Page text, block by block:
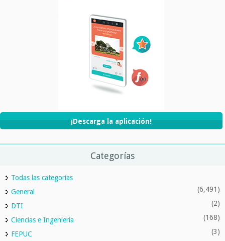
¡Descarga la aplicación!
Categorías
Todas las categorías
General
(6,491)
DTI (2)
Ciencias e Ingeniería (168)
FEPUC (3)